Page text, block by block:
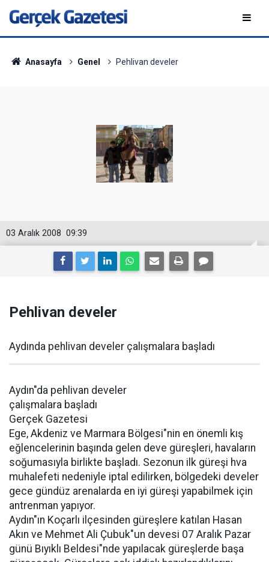
Anasayfa Genel Pehlivan develer
09:39
03 Aralık 2008
Pehlivan develer
Aydında pehlivan develer çalışmalara başladı
Aydın"da pehlivan develer
çalışmalara başladı
Gerçek Gazetesi
Ege, Akdeniz ve Marmara Bölgesi"nin en önemli kış
eğlencelerinin başında gelen deve güreşleri, havaların
soğumasıyla birlikte başladı. Sezonun ilk güreşi hva
muhalefeti nedeniyle iptal edilirken, bölgedeki develer
gece gündüz arenalarda en iyi güreşi yapabilmek için
antrenman yapıyor.
Aydın"ın Koçarlı ilçesinden güreşlere katılan Hasan
Akın ve Mehmet Ali Çubuk"un devesi 07 Aralık Pazar
günü Bıyıklı Beldesi"nde yapılacak güreşlerde başa